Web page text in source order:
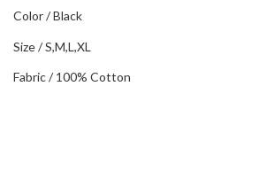
Color / Black
Size / S,M,L,XL
Fabric / 100% Cotton